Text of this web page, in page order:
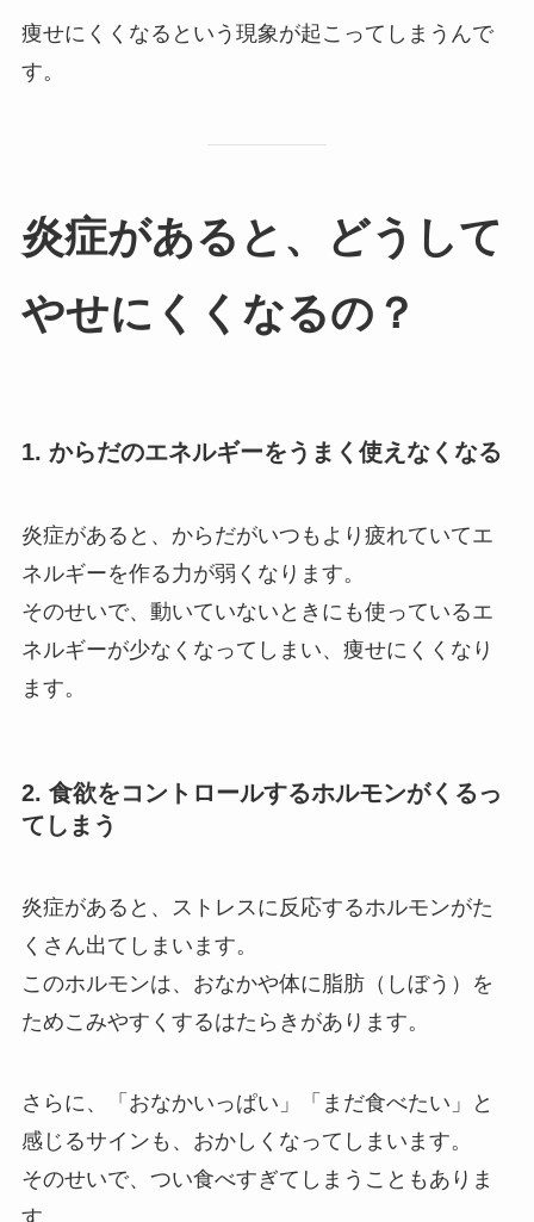
痩せにくくなるという現象が起こってしまうんで
す。
炎症があると、どうして
やせにくくなるの？
1. からだのエネルギーをうまく使えなくなる
炎症があると、からだがいつもより疲れていてエ
ネルギーを作る力が弱くなります。
そのせいで、動いていないときにも使っているエ
ネルギーが少なくなってしまい、痩せにくくなり
ます。
2. 食欲をコントロールするホルモンがくるっ
てしまう
炎症があると、ストレスに反応するホルモンがた
くさん出てしまいます。
このホルモンは、おなかや体に脂肪（しぼう）を
ためこみやすくするはたらきがあります。
さらに、「おなかいっぱい」「まだ食べたい」と
感じるサインも、おかしくなってしまいます。
そのせいで、つい食べすぎてしまうこともありま